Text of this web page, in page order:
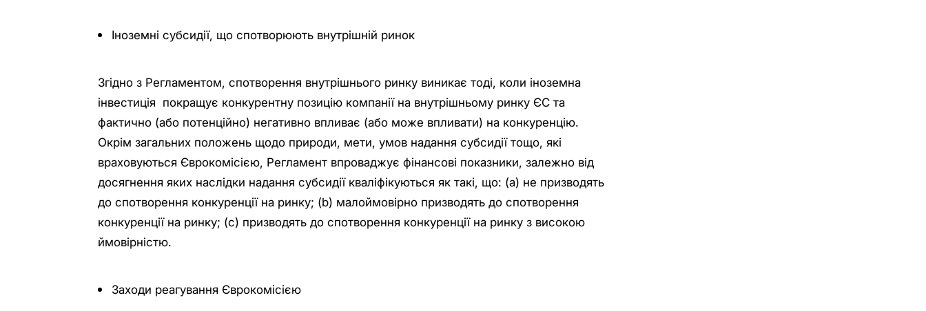
Іноземні субсидії, що спотворюють внутрішній ринок
Згідно з Регламентом, спотворення внутрішнього ринку виникає тоді, коли іноземна
інвестиція покращує конкурентну позицію компанії на внутрішньому ринку ЄС та
фактично (або потенційно) негативно впливає (або може впливати) на конкуренцію.
Окрім загальних положень щодо природи, мети, умов надання субсидії тощо, які
враховуються Єврокомісією, Регламент впроваджує фінансові показники, залежно від
досягнення яких наслідки надання субсидії кваліфікуються як такі, що: (а) не призводять
до спотворення конкуренції на ринку; (b) малоймовірно призводять до спотворення
конкуренції на ринку; (с) призводять до спотворення конкуренції на ринку з високою
ймовірністю.
Заходи реагування Єврокомісією